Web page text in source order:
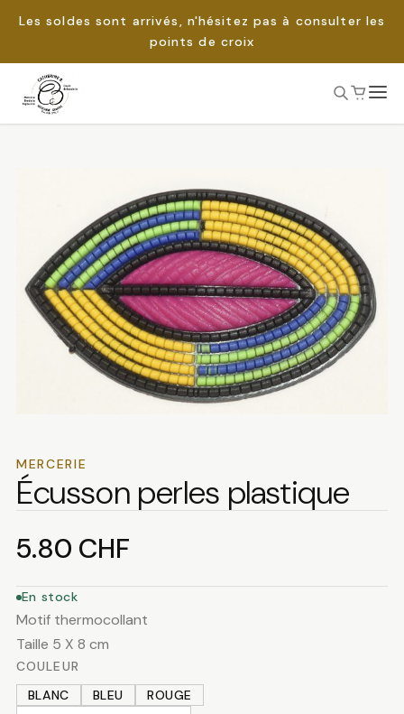
Les soldes sont arrivés, n'hésitez pas à consulter les
points de croix
Passer
MERCERIE
Écusson perles plastique
5.80 CHF
En stock
Motif thermocollant
Taille 5 X 8 cm
COULEUR
BLANC
BLEU ROUGE